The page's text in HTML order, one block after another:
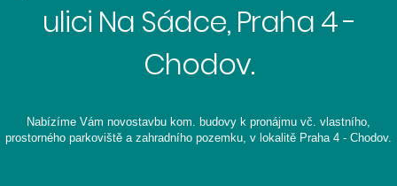
ulici Na Sádce, Praha 4 -
Chodov.
Nabízíme Vám novostavbu kom. budovy k pronájmu vč. vlastního,
prostorného parkoviště a zahradního pozemku, v lokalitě Praha 4 - Chodov.